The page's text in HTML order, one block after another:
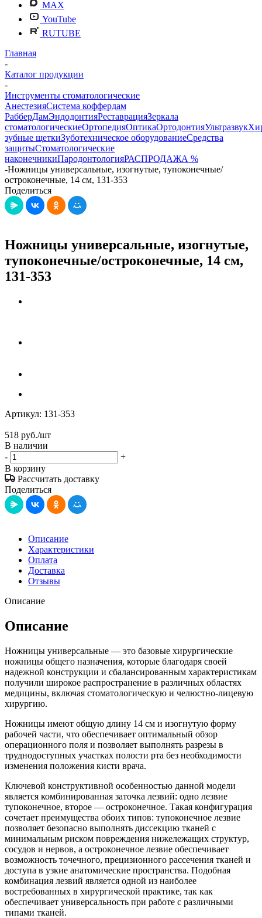
MAX
YouTube
RUTUBE
Главная
-
Каталог продукции
-
Инструменты стоматологические
АнестезияСистема коффердам
РабберДамЭндодонтияРеставрацияЗеркала
стоматологическиеОртопедияОптикаОртодонтияУльтразвук
зубные щеткиЗуботехническое оборудованиеСредства
защитыСтоматологические
наконечникиПародонтологияРАСПРОДАЖА %
-Ножницы универсальные, изогнутые, тупоконечные/
остроконечные, 14 см, 131-353
Поделиться
Ножницы универсальные, изогнутые,
тупоконечные/остроконечные, 14 см,
131-353
Артикул: 131-353
518 руб./шт
В наличии
-
+
В корзину
Рассчитать доставку
Поделиться
Описание
Характеристики
Оплата
Доставка
Отзывы
Описание
Описание
Ножницы универсальные — это базовые хирургические
ножницы общего назначения, которые благодаря своей
надежной конструкции и сбалансированным характеристикам
получили широкое распространение в различных областях
медицины, включая стоматологическую и челюстно-лицевую
хирургию.
Ножницы имеют общую длину 14 см и изогнутую форму
рабочей части, что обеспечивает оптимальный обзор
операционного поля и позволяет выполнять разрезы в
труднодоступных участках полости рта без необходимости
изменения положения кисти врача.
Ключевой конструктивной особенностью данной модели
является комбинированная заточка лезвий: одно лезвие
тупоконечное, второе — остроконечное. Такая конфигурация
сочетает преимущества обоих типов: тупоконечное лезвие
позволяет безопасно выполнять диссекцию тканей с
минимальным риском повреждения нижележащих структур,
сосудов и нервов, а остроконечное лезвие обеспечивает
возможность точечного, прецизионного рассечения тканей и
доступа в узкие анатомические пространства. Подобная
комбинация лезвий является одной из наиболее
востребованных в хирургической практике, так как
обеспечивает универсальность при работе с различными
типами тканей.